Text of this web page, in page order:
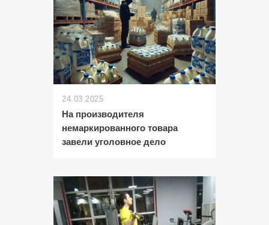
24.03.2025
На производителя
немаркированного товара
завели уголовное дело